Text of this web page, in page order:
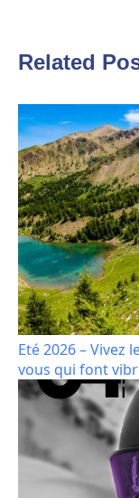
Related
Eté 2026 – Vivez
vous qui font